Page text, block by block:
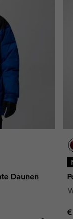
Daunen